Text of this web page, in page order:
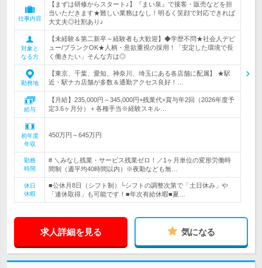
仕事内容
【まずは研修からスタート♪】『まい泉』で接客・販売などを担
当いただきます★難しい業務はなし！明るく笑顔で対応できれば
大丈夫◎社割あり♪
対象と
なる方
【未経験＆第二新卒～経験者も大歓迎】◆学歴不問★社会人デビ
ュー/ブランクOK★人柄・意欲重視の採用！「安定した環境で長
く働きたい」そんな方は◎
勤務地
【東京、千葉、愛知、神奈川、埼玉にある各店舗に配属】 ★駅
近・駅ナカ店舗が多数＆通勤アクセス良好！…
給与
【月給】235,000円～345,000円+残業代+賞与年2回（2026年度予
定3.6ヶ月分）＋各種手当※経験スキル…
初年度
年収
450万円～645万円
勤務
時間
# ＼みなし残業・サービス残業ゼロ！／1ヶ月単位の変形労働時
間制（週平均40時間以内）※夜勤なども無…
休日
休暇
■公休月8日（シフト制）└シフトの調整次第で「土日休み」や
「連休取得」も可能です！■年次有給休暇■夏…
求人詳細を見る 気になる